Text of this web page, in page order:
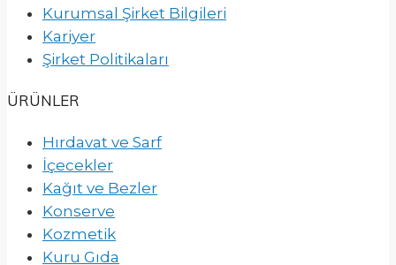
Kurumsal Şirket Bilgileri
Kariyer
Şirket Politikaları
ÜRÜNLER
Hırdavat ve Sarf
İçecekler
Kağıt ve Bezler
Konserve
Kozmetik
Kuru Gıda